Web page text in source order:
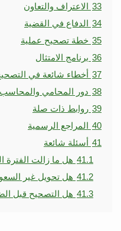
33 الاعتراف والتعاون
34 الدفاع في القضية
35 خطة تصحيح عملية
36 برنامج الامتثال
37 أخطاء شائعة في
38 دور المحامي والمحاسب
39 روابط ذات صلة
40 المراجع الرسمية
41 أسئلة شائعة
41.1 هل ما زالت الفترة
41.2 هل تحويل غير
41.3 هل التصحيح قبل